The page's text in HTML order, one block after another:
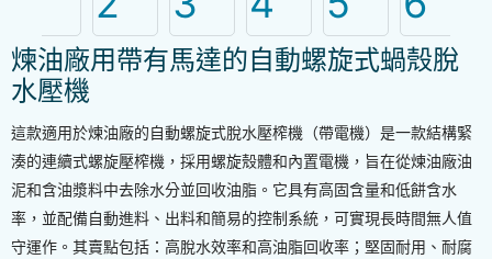
煉油廠用帶有馬達的自動螺旋式蝸殼脫
水壓機
這款適用於煉油廠的自動螺旋式脫水壓榨機（帶電機）是一款結構緊
湊的連續式螺旋壓榨機，採用螺旋殼體和內置電機，旨在從煉油廠油
泥和含油漿料中去除水分並回收油脂。它具有高固含量和低餅含水
率，並配備自動進料、出料和簡易的控制系統，可實現長時間無人值
守運作。其賣點包括：高脫水效率和高油脂回收率；堅固耐用、耐腐